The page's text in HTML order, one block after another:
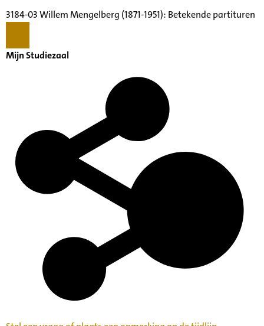
3184-03 Willem Mengelberg (1871-1951): Betekende partituren
Mijn Studiezaal